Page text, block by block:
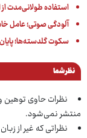
استفاده طولانی‌مدت
آلودگی صوتی؛ عامل
سکوت گلدسته‌ها؛
نظر شما
نظرات حاوی
منتشر نمی‌شود.
نظراتی که غیر از